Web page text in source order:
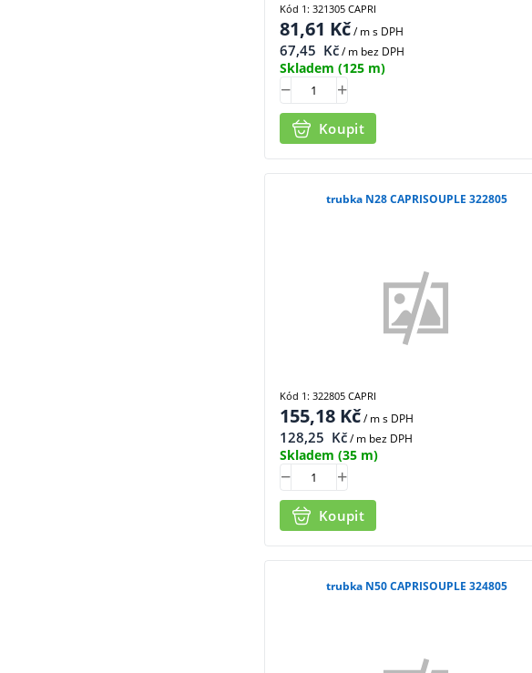
81,61 Kč/ ms DPH
67,45 Kč/ m bez DPH
Skladem (125 m)
Koupit
Kód 1: 321305 CAPRI
trubka N28 CAPRISOUPLE 322805
155,18 Kč/ ms DPH
128,25 Kč/ m bez DPH
Skladem (35 m)
Koupit
Kód 1: 322805 CAPRI
trubka N50 CAPRISOUPLE 324805